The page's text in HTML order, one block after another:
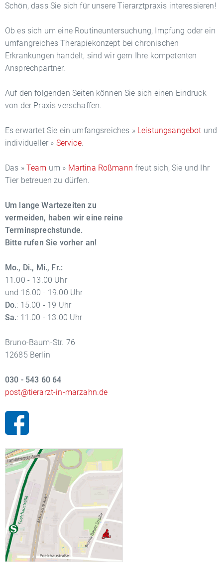
Schön, dass Sie sich für unsere Tierarztpraxis interessieren!
Ob es sich um eine Routineuntersuchung, Impfung oder ein
umfangreiches Therapiekonzept bei chronischen
Erkrankungen handelt, sind wir gern Ihre kompetenten
Ansprechpartner.
Auf den folgenden Seiten können Sie sich einen Eindruck
von der Praxis verschaffen.
Es erwartet Sie ein umfangsreiches » Leistungsangebot und
individueller » Service.
Das » Team um » Martina Roßmann freut sich, Sie und Ihr
Tier betreuen zu dürfen.
Um lange Wartezeiten zu
vermeiden, haben wir eine reine
Terminsprechstunde.
Bitte rufen Sie vorher an!
Mo., Di., Mi., Fr.:
11.00 - 13.00 Uhr
und 16.00 - 19.00 Uhr
Do.: 15.00 - 19 Uhr
Sa.: 11.00 - 13.00 Uhr
Bruno-Baum-Str. 76
12685 Berlin
030 - 543 60 64
post@tierarzt-in-marzahn.de